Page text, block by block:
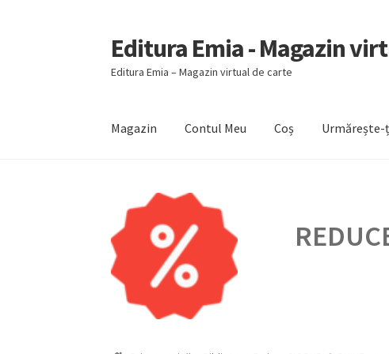
Sari
la
navigare
Sari
la
conținut
Editura Emia - Magazin
Editura Emia – Magazin virtual de carte
Magazin Contul Meu Coș Urmărește-